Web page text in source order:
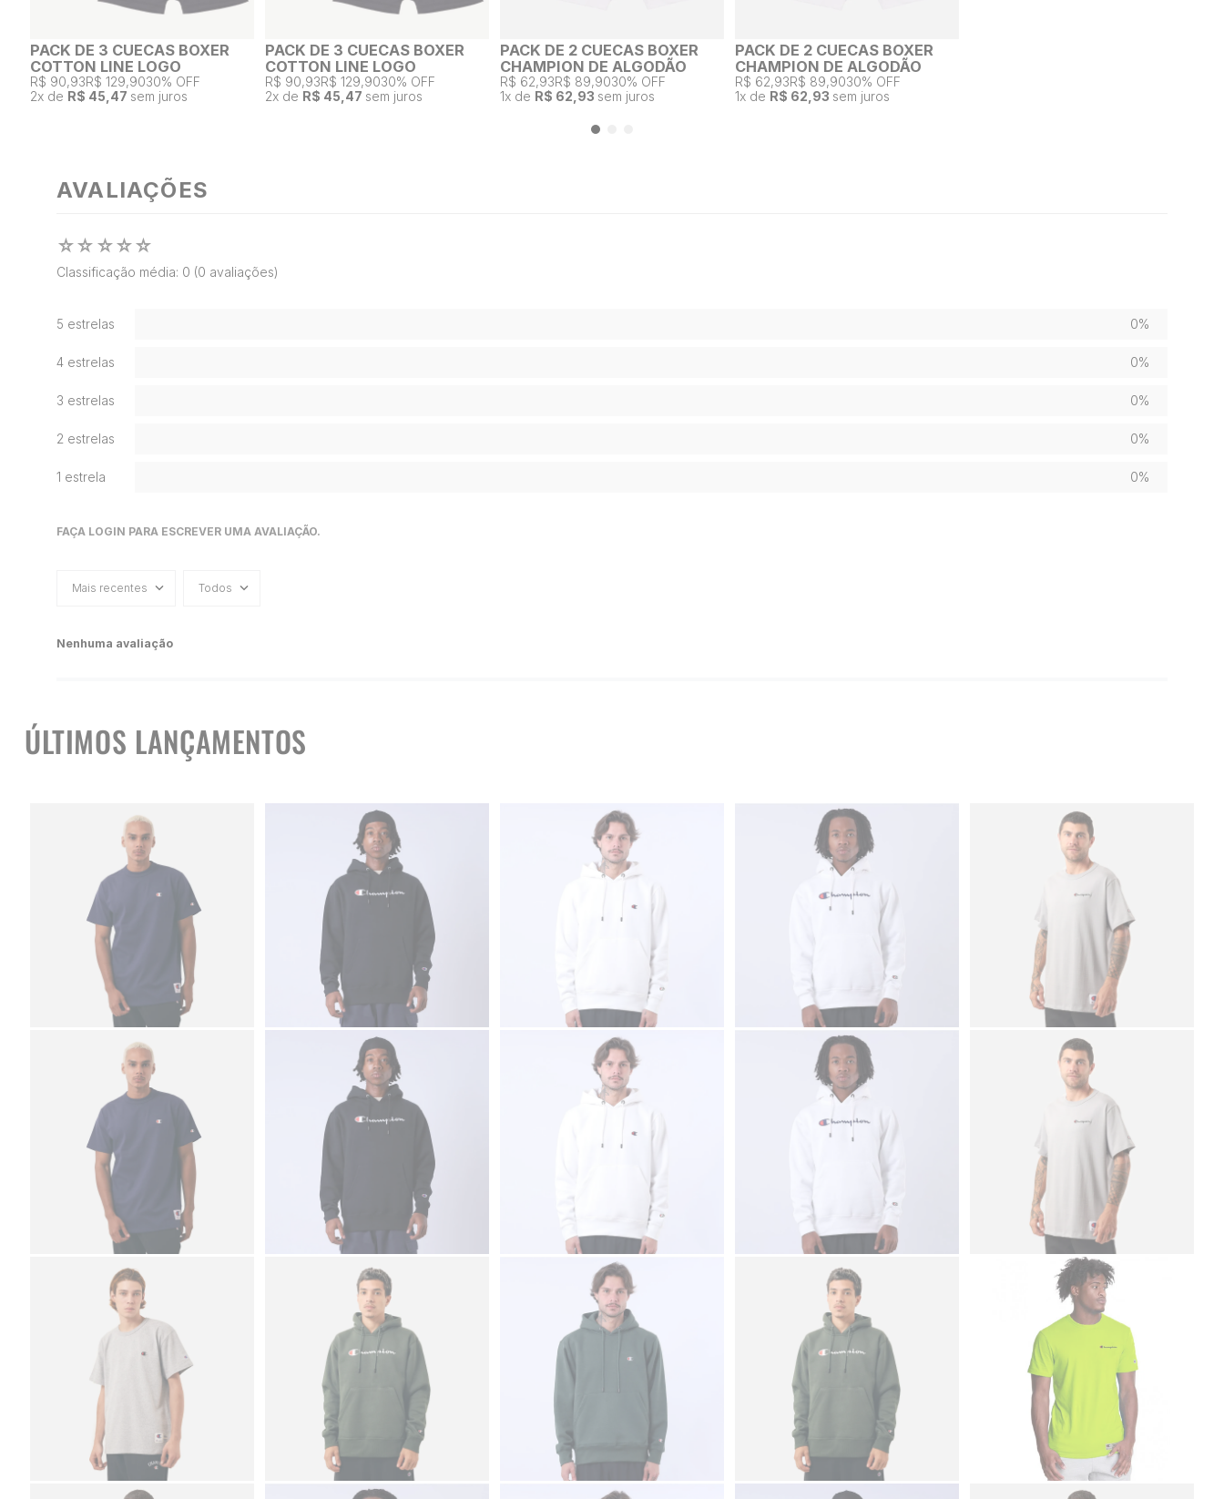
PACK DE 3 CUECAS BOXER
COTTON LINE LOGO
R$ 90,93R$ 129,9030% OFF
2x de R$ 45,47 sem juros
PACK DE 3 CUECAS BOXER
COTTON LINE LOGO
R$ 90,93R$ 129,9030% OFF
2x de R$ 45,47 sem juros
PACK DE 2 CUECAS BOXER
CHAMPION DE ALGODÃO
R$ 62,93R$ 89,9030% OFF
1x de R$ 62,93 sem juros
PACK DE 2 CUECAS BOXER
CHAMPION DE ALGODÃO
R$ 62,93R$ 89,9030% OFF
1x de R$ 62,93 sem juros
AVALIAÇÕES
☆☆ ☆☆☆
Classificação média: 0 (0 avaliações)
5 estrelas 0%
4 estrelas 0%
3 estrelas 0%
2 estrelas 0%
1 estrela 0%
FAÇA LOGIN PARA ESCREVER UMA AVALIAÇÃO.
Mais recentes Todos
Nenhuma avaliação
ÚLTIMOS LANÇAMENTOS